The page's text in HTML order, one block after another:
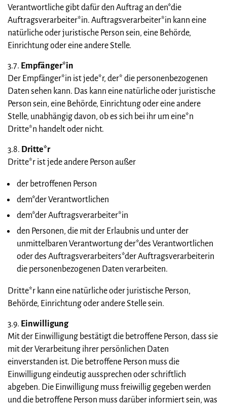
Verantwortliche gibt dafür den Auftrag an den*die
Auftragsverarbeiter*in. Auftragsverarbeiter*in kann eine
natürliche oder juristische Person sein, eine Behörde,
Einrichtung oder eine andere Stelle.
3.7. Empfänger*in
Der Empfänger*in ist jede*r, der* die personenbezogenen
Daten sehen kann. Das kann eine natürliche oder juristische
Person sein, eine Behörde, Einrichtung oder eine andere
Stelle, unabhängig davon, ob es sich bei ihr um eine*n
Dritte*n handelt oder nicht.
3.8. Dritte*r
Dritte*r ist jede andere Person außer
der betroffenen Person
dem*der Verantwortlichen
dem*der Auftragsverarbeiter*in
den Personen, die mit der Erlaubnis und unter der
unmittelbaren Verantwortung der*des Verantwortlichen
oder des Auftragsverarbeiters*der Auftragsverarbeiterin
die personenbezogenen Daten verarbeiten.
Dritte*r kann eine natürliche oder juristische Person,
Behörde, Einrichtung oder andere Stelle sein.
3.9. Einwilligung
Mit der Einwilligung bestätigt die betroffene Person, dass sie
mit der Verarbeitung ihrer persönlichen Daten
einverstanden ist. Die betroffene Person muss die
Einwilligung eindeutig aussprechen oder schriftlich
abgeben. Die Einwilligung muss freiwillig gegeben werden
und die betroffene Person muss darüber informiert sein, was